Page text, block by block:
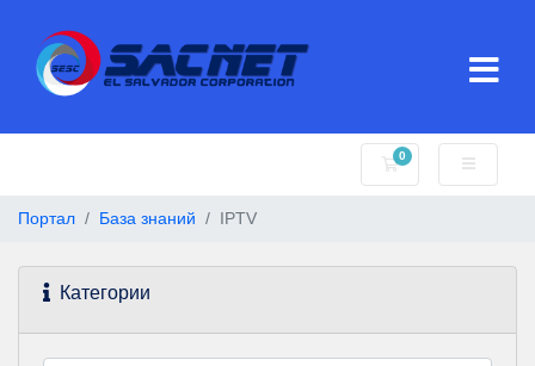
0
Корзина
Портал База знаний IPTV
Категории